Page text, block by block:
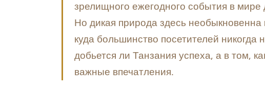
зрелищного ежегодного события в
Но дикая природа здесь необыкновенна
куда большинство посетителей никогда
добьется ли Танзания успеха, а в том,
важные впечатления.